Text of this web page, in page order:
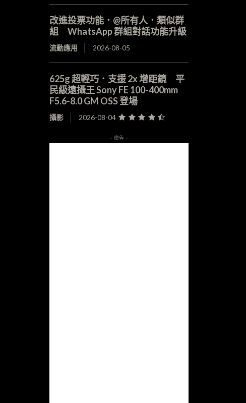
改進投票功能．@所有人．類似群
組 WhatsApp 群組對話功能升級
流動應用 2026-08-05
625g 超輕巧．支援 2x 增距鏡 平
民級遠攝王 Sony FE 100-400mm
F5.6-8.0 GM OSS 登場
攝影 2026-08-04
- 廣告 -